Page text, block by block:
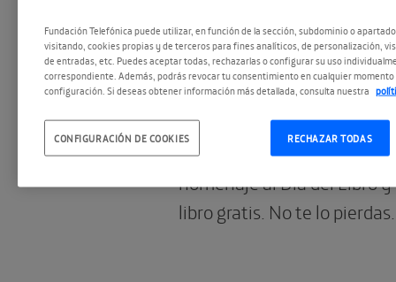
Visita el Espacio
y 23 de abril y
libro
Pásate por nuestro salón
homenaje al Día del Libro
libro gratis. No te lo pierdas.
Fundación Telefónica puede utilizar, en función de la sección, subdominio o
visitando, cookies propias y de terceros para fines analíticos, de personalización,
de entradas, etc. Puedes aceptar todas, rechazarlas o configurar su uso
correspondiente. Además, podrás revocar tu consentimiento en cualquier momento
configuración. Si deseas obtener información más detallada, consulta nuestra
RECHAZAR TODAS
CONFIGURACIÓN DE COOKIES